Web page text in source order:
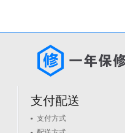
支付配送
支付方式